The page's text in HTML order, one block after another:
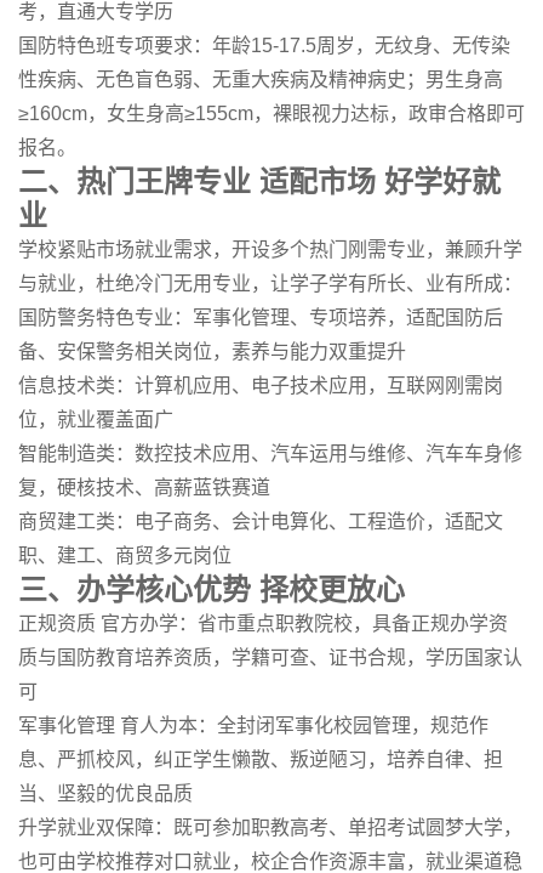
考，直通大专学历
国防特色班专项要求：年龄15-17.5周岁，无纹身、无传染
性疾病、无色盲色弱、无重大疾病及精神病史；男生身高
≥160cm，女生身高≥155cm，裸眼视力达标，政审合格即可
报名。
二、热门王牌专业 适配市场 好学好就
业
学校紧贴市场就业需求，开设多个热门刚需专业，兼顾升学
与就业，杜绝冷门无用专业，让学子学有所长、业有所成：
国防警务特色专业：军事化管理、专项培养，适配国防后
备、安保警务相关岗位，素养与能力双重提升
信息技术类：计算机应用、电子技术应用，互联网刚需岗
位，就业覆盖面广
智能制造类：数控技术应用、汽车运用与维修、汽车车身修
复，硬核技术、高薪蓝铁赛道
商贸建工类：电子商务、会计电算化、工程造价，适配文
职、建工、商贸多元岗位
三、办学核心优势 择校更放心
正规资质 官方办学：省市重点职教院校，具备正规办学资
质与国防教育培养资质，学籍可查、证书合规，学历国家认
可
军事化管理 育人为本：全封闭军事化校园管理，规范作
息、严抓校风，纠正学生懒散、叛逆陋习，培养自律、担
当、坚毅的优良品质
升学就业双保障：既可参加职教高考、单招考试圆梦大学，
也可由学校推荐对口就业，校企合作资源丰富，就业渠道稳